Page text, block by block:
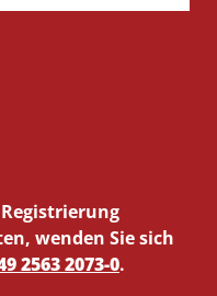
wenden Sie sich
2563 2073-0.